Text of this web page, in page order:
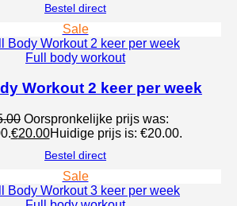
Bestel direct
Sale
Full body workout
Workout 2 keer per week
Oorspronkelijke prijs was:
€20.00Huidige prijs is: €20.00.
Bestel direct
Sale